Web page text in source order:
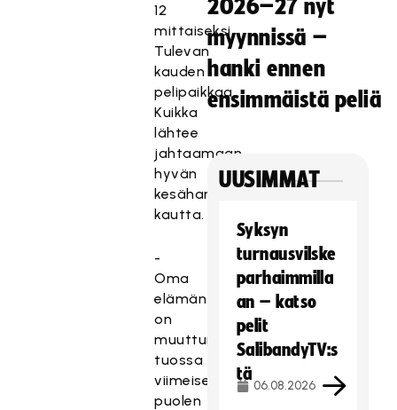
12
mittaiseksi.
Tulevan
kauden
pelipaikkaa
Kuikka
lähtee
jahtaamaan
hyvän
kesäharjoittelujakson
kautta.
-
Oma
elämäntilanteeni
on
muuttunut
tuossa
viimeisen
puolen
2026–27 nyt
myynnissä –
hanki ennen
ensimmäistä peliä
UUSIMMAT
Syksyn
turnausvilske
parhaimmilla
an – katso
pelit
SalibandyTV:s
tä
06.08.2026